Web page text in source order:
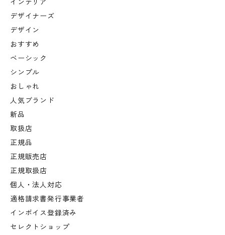
インテリア
デザイナーズ
デザイン
おすすめ
ベーシック
シンプル
おしゃれ
人気ブランド
新品
取扱店
正規品
正規販売店
正規取扱店
個人・法人対応
適格請求書発行事業者
インボイス登録済み
セレクトショップ